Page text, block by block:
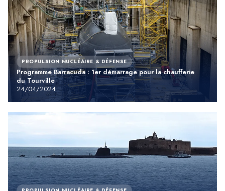
PROPULSION NUCLÉAIRE & DÉFENSE
Programme Barracuda : 1er démarrage pour la chaufferie
du Tourville
24/04/2024